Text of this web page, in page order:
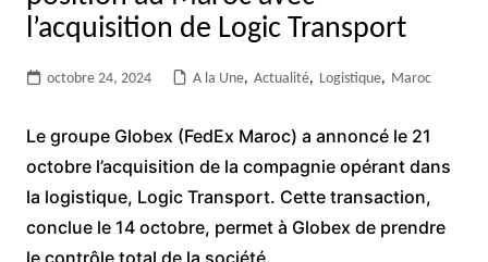
l’acquisition de Logic Transport
octobre 24, 2024 A la Une, Actualité, Logistique, Maroc
Le groupe Globex (FedEx Maroc) a annoncé le 21
octobre l’acquisition de la compagnie opérant dans
la logistique, Logic Transport. Cette transaction,
conclue le 14 octobre, permet à Globex de prendre
le contrôle total de la société.